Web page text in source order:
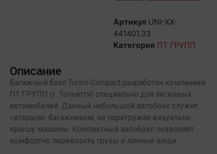
Артикул UNI-XX-
441401.33
Категория ПТ ГРУПП
Описание
Багажный бокс Turino Compact разработан компанией
ПТ ГРУПП (г. Тольятти) специально для легковых
автомобилей. Данный небольшой автобокс служит
«вторым» багажником, не перегружая визуально
крышу машины. Компактный автобокс позволяет
комфортно перевозить грузы и личные вещи.